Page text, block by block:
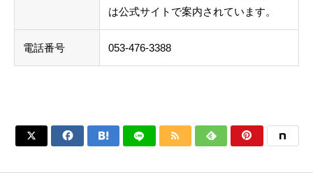
は公式サイトで案内されています。
電話番号 053-476-3388
     